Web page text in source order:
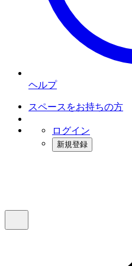
ヘルプ
スペースをお持ちの方
ログイン
新規登録